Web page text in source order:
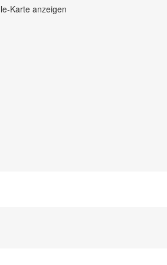
Karte anzeigen